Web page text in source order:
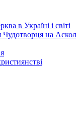
в Україні і світі
на